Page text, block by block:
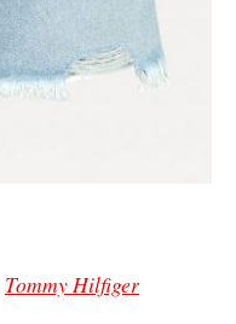
Tommy Hilfiger